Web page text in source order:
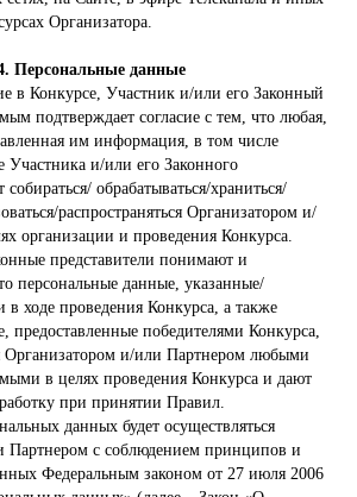
Организатора.
Персональные данные
в Конкурсе, Участник и/или его Законный
подтверждает согласие с тем, что любая,
им информация, в том числе
Участника и/или его Законного
обрабатываться/храниться/
распространяться Организатором и/
организации и проведения Конкурса.
представители понимают и
персональные данные, указанные/
в ходе проведения Конкурса, а также
предоставленные победителями Конкурса,
Организатором и/или Партнером любыми
в целях проведения Конкурса и дают
при принятии Правил.
данных будет осуществляться
Партнером с соблюдением принципов и
Федеральным законом от 27 июля 2006
проезд 21 а/я 75
705-22-36